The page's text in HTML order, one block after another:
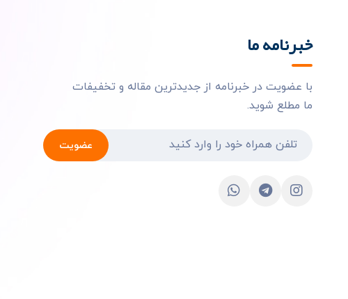
خبرنامه ما
با عضویت در خبرنامه از جدیدترین مقاله و تخفیفات
ما مطلع شوید.
عضویت